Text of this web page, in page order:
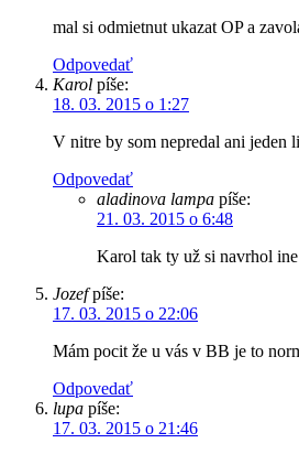
mal si odmietnut ukazat OP a
Odpovedať
Karol píše:
18. 03. 2015 o 1:27
V nitre by som nepredal ani jeden
Odpovedať
aladinova lampa píše:
21. 03. 2015 o 6:48
Karol tak ty už si navrhol
Jozef píše:
17. 03. 2015 o 22:06
Mám pocit že u vás v BB je to
Odpovedať
lupa píše:
17. 03. 2015 o 21:46